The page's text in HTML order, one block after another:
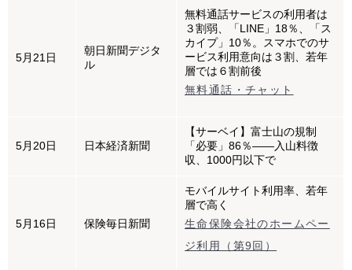
5月21日
朝日新聞デジタ
ル
無料通話サービスの利用者は
３割弱、「LINE」18％、「ス
カイプ」10％。スマホでのサ
ービス利用意向は３割、若年
層では６割前後
無料通話・チャット
5月20日 日本経済新聞
【サーベイ】富士山の規制
「必要」86％――入山料徴
収、1000円以下で
5月16日 保険毎日新聞
モバイルサイト利用率、若年
層で高く
生命保険会社のホームペー
ジ利用（第9回）